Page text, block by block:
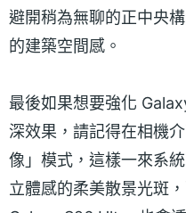
避開稍為無聊的正中央
的建築空間感。
最後如果想要強化
深效果，請記得在相機
像」模式，這樣一來系
立體感的柔美散景光斑